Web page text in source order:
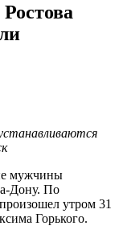
мужчины
Дону. По
утром 31
Горького.